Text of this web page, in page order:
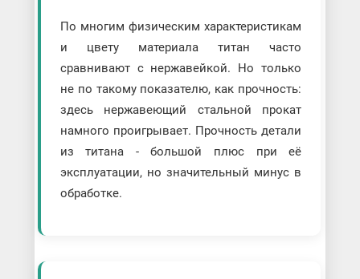
По многим физическим характеристикам
и цвету материала титан часто
сравнивают с нержавейкой. Но только
не по такому показателю, как прочность:
здесь нержавеющий стальной прокат
намного проигрывает. Прочность детали
из титана - большой плюс при её
эксплуатации, но значительный минус в
обработке.